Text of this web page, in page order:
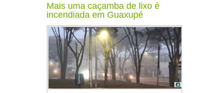
Mais uma caçamba de lixo é
incendiada em Guaxupé